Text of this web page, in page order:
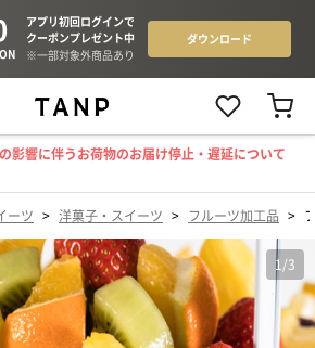
影響に伴うお荷物のお届け停止・遅延について
ーツ > 洋菓子・スイーツ > フルーツ加工品 >
1 /3